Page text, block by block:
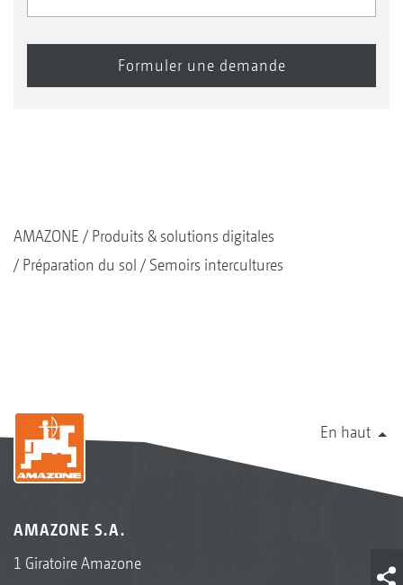
AMAZONE
Produits & solutions digitales
Préparation du sol
Semoirs intercultures
En haut
AMAZONE S.A.
1 Giratoire Amazone